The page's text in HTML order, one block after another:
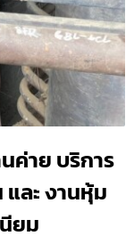
ค่าย บริการ
ละ งานหุ้ม
ยม